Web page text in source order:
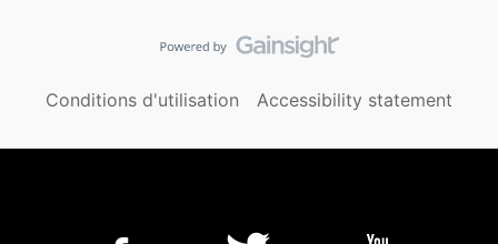
Conditions d'utilisation Accessibility statement